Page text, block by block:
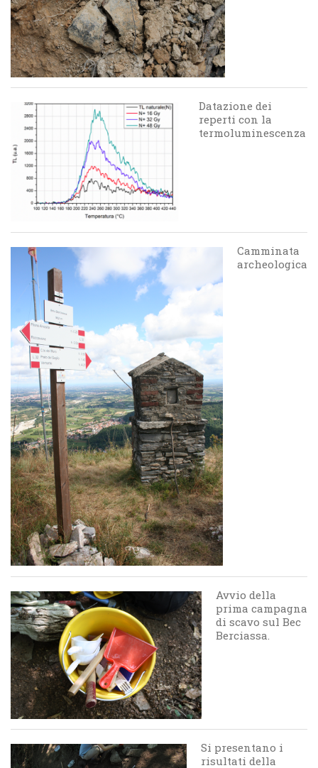
Datazione dei
reperti con la
termoluminescenza
Camminata
archeologica
Avvio della
prima campagna
di scavo sul Bec
Berciassa.
Si presentano i
risultati della